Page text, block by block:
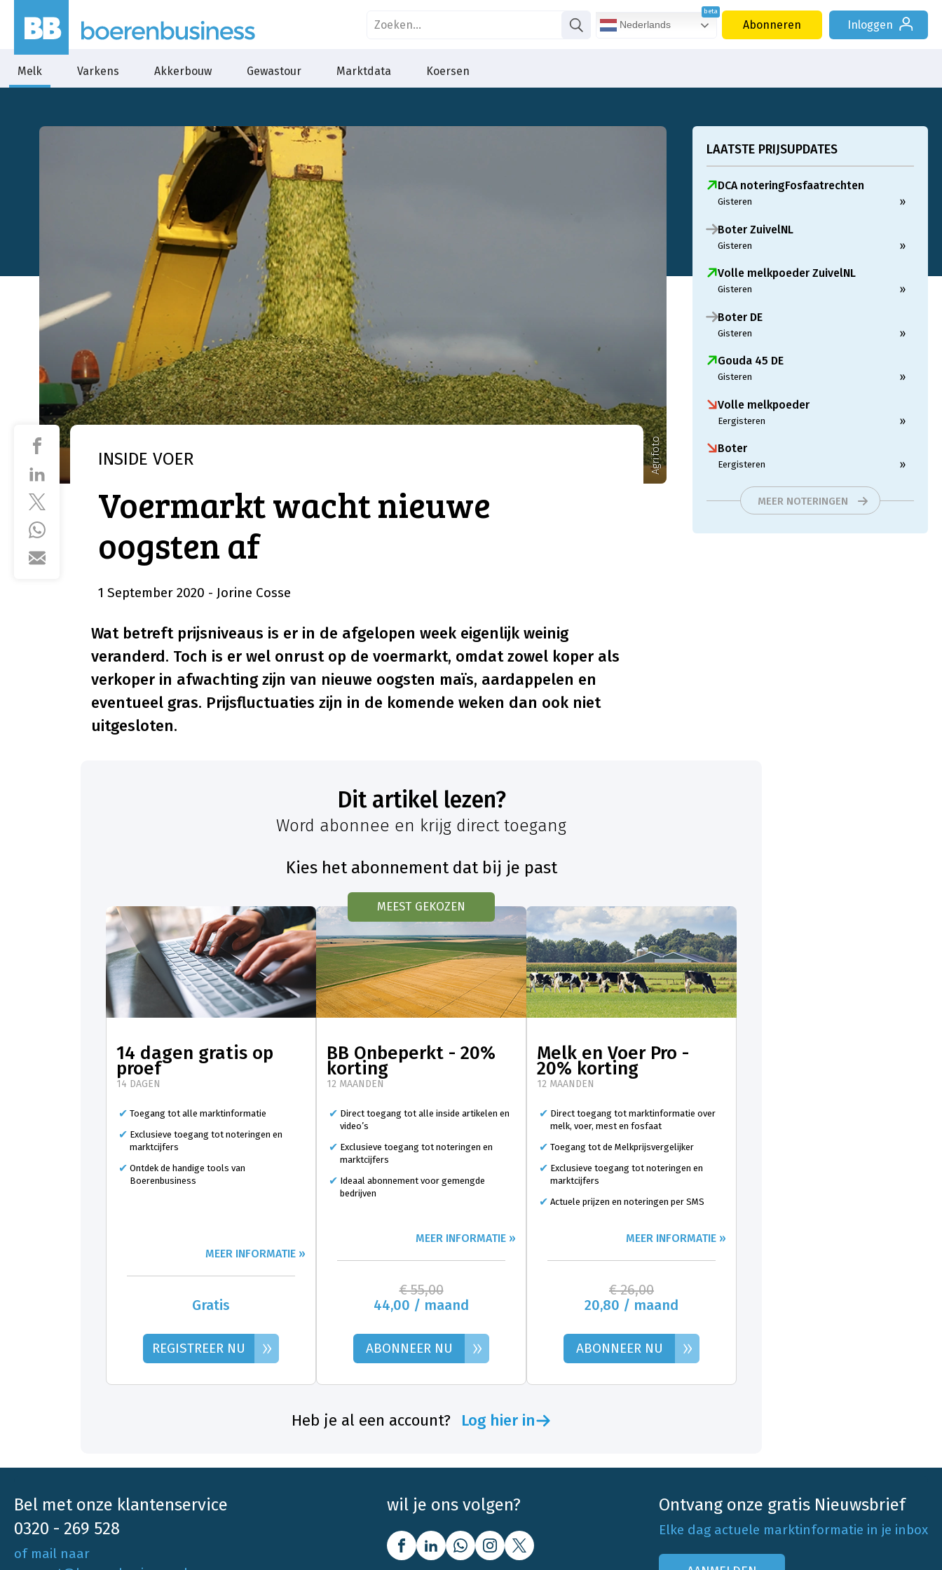
Nederlands Abonneren Inloggen
Melk Varkens Akkerbouw Gewastour Marktdata Koersen
Agrifoto
INSIDE VOER
Voermarkt wacht nieuwe
oogsten af
1 September 2020 - Jorine Cosse
Wat betreft prijsniveaus is er in de afgelopen week eigenlijk weinig
veranderd. Toch is er wel onrust op de voermarkt, omdat zowel koper als
verkoper in afwachting zijn van nieuwe oogsten maïs, aardappelen en
eventueel gras. Prijsfluctuaties zijn in de komende weken dan ook niet
uitgesloten.
LAATSTE PRIJSUPDATES
DCA noteringFosfaatrechten
Gisteren »
Boter ZuivelNL
Gisteren »
Volle melkpoeder ZuivelNL
Gisteren »
Boter DE
Gisteren »
Gouda 45 DE
Gisteren »
Volle melkpoeder
Eergisteren »
Boter
Eergisteren »
MEER NOTERINGEN
Dit artikel lezen?
Word abonnee en krijg direct toegang
Kies het abonnement dat bij je past
14 dagen gratis op
proef
14 DAGEN
Toegang tot alle marktinformatie
Exclusieve toegang tot noteringen en
marktcijfers
Ontdek de handige tools van
Boerenbusiness
MEER INFORMATIE »
Gratis
REGISTREER NU »
MEEST GEKOZEN
BB Onbeperkt - 20%
korting
12 MAANDEN
Direct toegang tot alle inside artikelen en
video’s
Exclusieve toegang tot noteringen en
marktcijfers
Ideaal abonnement voor gemengde
bedrijven
MEER INFORMATIE »
€ 55,00
44,00 / maand
ABONNEER NU »
Melk en Voer Pro -
20% korting
12 MAANDEN
Direct toegang tot marktinformatie over
melk, voer, mest en fosfaat
Toegang tot de Melkprijsvergelijker
Exclusieve toegang tot noteringen en
marktcijfers
Actuele prijzen en noteringen per SMS
MEER INFORMATIE »
€ 26,00
20,80 / maand
ABONNEER NU »
Heb je al een account? Log hier in
Bel met onze klantenservice
0320 - 269 528
of mail naar
wil je ons volgen? Ontvang onze gratis Nieuwsbrief
Elke dag actuele marktinformatie in je inbox